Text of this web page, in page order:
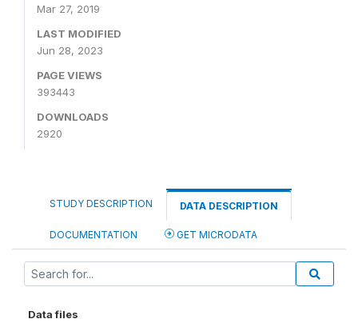
Mar 27, 2019
LAST MODIFIED
Jun 28, 2023
PAGE VIEWS
393443
DOWNLOADS
2920
STUDY DESCRIPTION DATA DESCRIPTION
DOCUMENTATION GET MICRODATA
Data files